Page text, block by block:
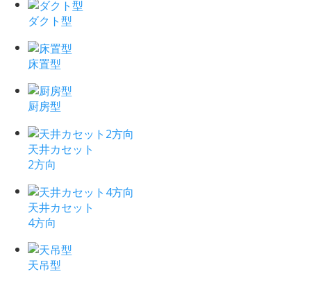
ダクト型
床置型
厨房型
天井カセット
2方向
天井カセット
4方向
天吊型